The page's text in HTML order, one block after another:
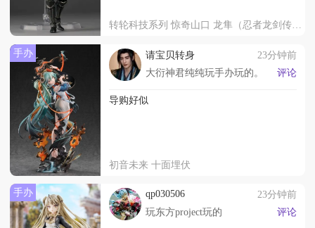
转轮科技系列 惊奇山口 龙隼（忍者龙剑传3 刀锋边缘）
手办 请宝贝转身
23分钟前
大衍神君纯纯玩手办玩的。
评论
导购好似
初音未来 十面埋伏
手办 qp030506
23分钟前
玩东方project玩的
评论